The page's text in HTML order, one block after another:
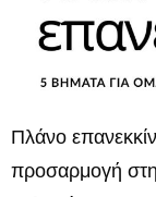
Πλάνο
προσαρμογή